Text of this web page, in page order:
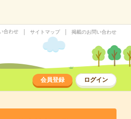
合わせ サイトマップ 掲載のお問い合わせ
会員登録 ログイン